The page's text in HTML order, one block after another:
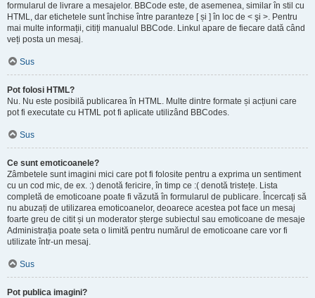
formularul de livrare a mesajelor. BBCode este, de asemenea, similar în stil cu
HTML, dar etichetele sunt închise între paranteze [ și ] în loc de < şi >. Pentru
mai multe informații, citiți manualul BBCode. Linkul apare de fiecare dată când
veți posta un mesaj.
Sus
Pot folosi HTML?
Nu. Nu este posibilă publicarea în HTML. Multe dintre formate și acțiuni care
pot fi executate cu HTML pot fi aplicate utilizând BBCodes.
Sus
Ce sunt emoticoanele?
Zâmbetele sunt imagini mici care pot fi folosite pentru a exprima un sentiment
cu un cod mic, de ex. :) denotă fericire, în timp ce :( denotă tristețe. Lista
completă de emoticoane poate fi văzută în formularul de publicare. Încercați să
nu abuzați de utilizarea emoticoanelor, deoarece acestea pot face un mesaj
foarte greu de citit și un moderator șterge subiectul sau emoticoane de mesaje
Administrația poate seta o limită pentru numărul de emoticoane care vor fi
utilizate într-un mesaj.
Sus
Pot publica imagini?